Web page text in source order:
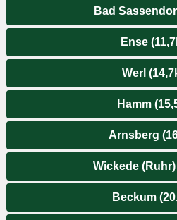
Bad
Ense
Werl
Hamm
Arnsberg
Wickede (Ruhr)
Beckum